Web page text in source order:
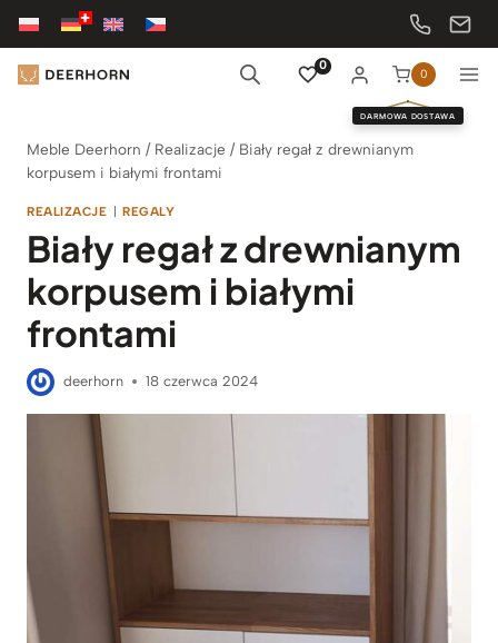
Przejdź
treści
0
0
DARMOWA DOSTAWA
Meble Deerhorn / Realizacje / Biały regał z drewnianym
korpusem i białymi frontami
REALIZACJE | REGALY
Biały regał z drewnianym
korpusem i białymi
frontami
deerhorn 18 czerwca 2024